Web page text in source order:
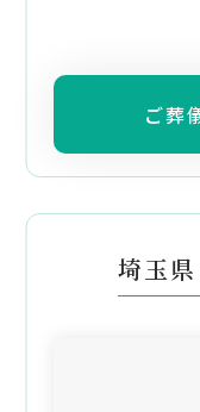
ご葬
埼玉